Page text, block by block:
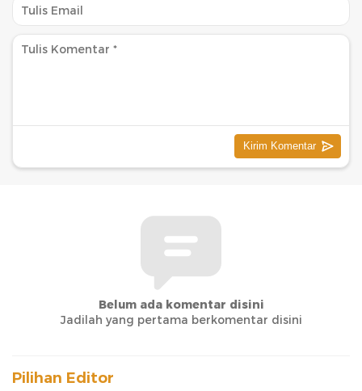
Belum ada komentar disini
Jadilah yang pertama berkomentar disini
Pilihan Editor